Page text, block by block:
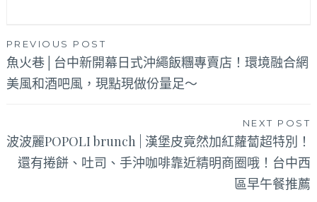
文
章
導
PREVIOUS POST
魚火巷│台中新開幕日式沖繩飯糰專賣店！環境融合網
美風和酒吧風，現點現做份量足～
NEXT POST
波波麗POPOLI brunch | 漢堡皮竟然加紅蘿蔔超特別！
還有捲餅、吐司、手沖咖啡靠近精明商圈哦！台中西
區早午餐推薦